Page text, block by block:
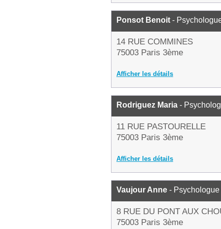
Ponsot Benoit -
14 RUE COMMINES
75003 Paris 3ème
Afficher les détails
Rodriguez Maria -
11 RUE PASTOURELLE
75003 Paris 3ème
Afficher les détails
Vaujour Anne - Psychologue
8 RUE DU PONT AUX
75003 Paris 3ème